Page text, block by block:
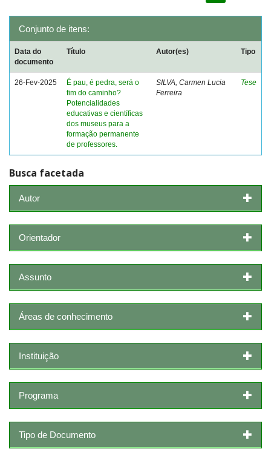
Conjunto de itens:
Data do
documento
Título Autor(es) Tipo
26-Fev-2025
É pau, é pedra, será o
fim do caminho?
Potencialidades
educativas e científicas
dos museus para a
formação permanente
de professores.
SILVA, Carmen Lucia
Ferreira
Tese
Busca facetada
Autor
Orientador
Assunto
Áreas de conhecimento
Instituição
Programa
Tipo de Documento